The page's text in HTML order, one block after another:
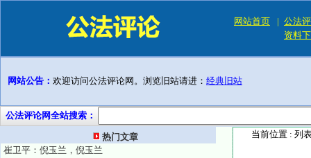
网站首页 | 公法
资料
网站公告： 欢迎访问公法评论网。浏览旧站请进： 经典旧站
公法评论网全站搜索：
热门文章
崔卫平：倪玉兰，倪玉兰
当前位置 : 列